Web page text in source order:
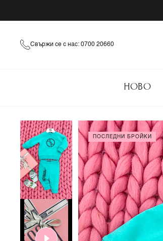
Свържи се с нас: 0700 20660
НОВО
ПОСЛЕДНИ БРОЙКИ